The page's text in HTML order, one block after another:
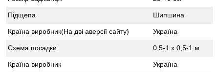
Підщепа Шипшина
Країна виробник(На дві аверсії сайту) Україна
Схема посадки 0,5-1 х 0,5-1 м
Країна виробник Україна